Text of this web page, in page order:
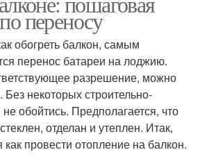
переносу
обогреть балкон, самым
перенос батареи на лоджию.
разрешение, можно
Без некоторых строительно-
обойтись. Предполагается, что
отделан и утеплен. Итак,
провести отопление на балкон.